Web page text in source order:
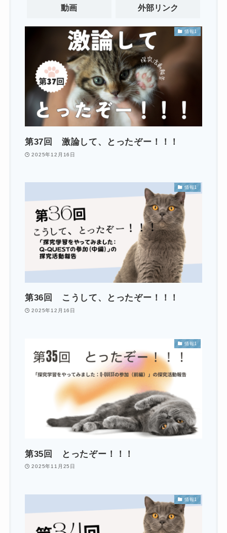
動画 外部リンク
情報1
第37回 激論して、とったぞー！！！
2025年12月16日
情報1
第36回 こうして、とったぞー！！！
2025年12月16日
情報1
第35回 とったぞー！！！
2025年11月25日
情報1